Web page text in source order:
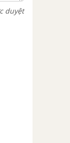
duyệt